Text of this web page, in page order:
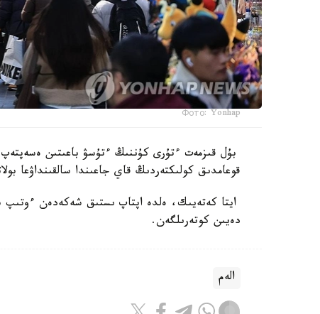
Фото: Yonhap
بۇل قىزمەت ءتۇرى كۇننىڭ ءتۇسۋ باعىتىن
قوعامدىق كولىكتەردىڭ قاي جاعىندا سالقىنداۋعا
دەيىن كوتەرىلگەن.
الەم